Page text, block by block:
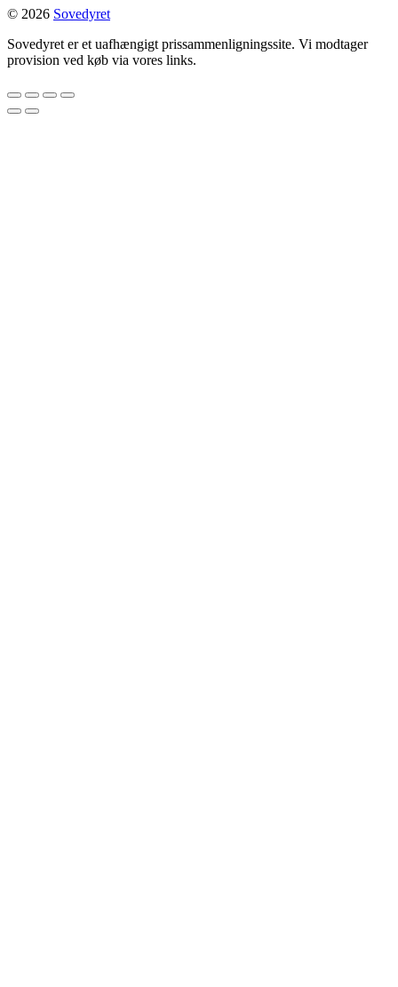
© 2026 Sovedyret
Sovedyret er et uafhængigt prissammenligningssite. Vi modtager
provision ved køb via vores links.